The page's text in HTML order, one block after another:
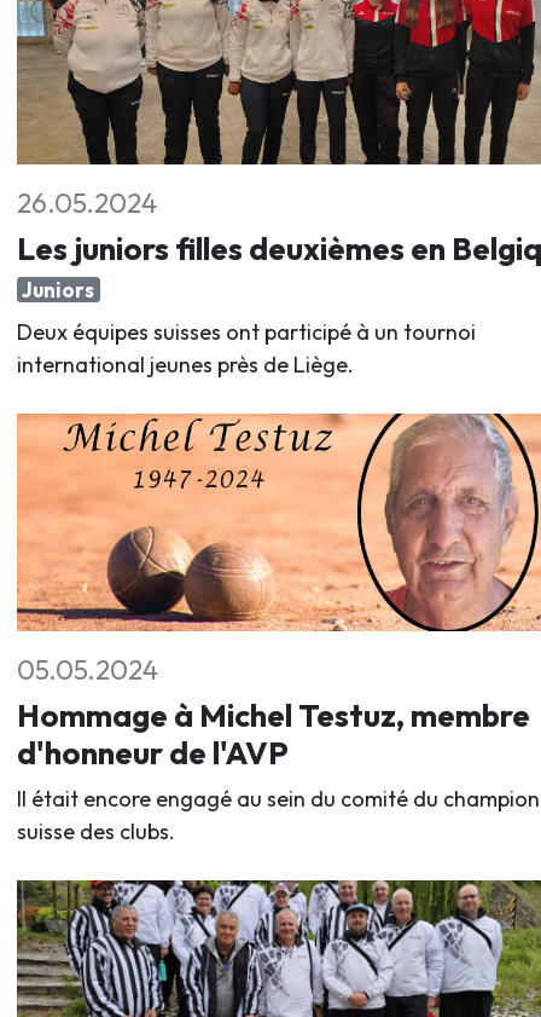
26.05.2024
Les juniors filles deuxièmes en
Juniors
Deux équipes suisses ont participé à un tournoi
international jeunes près de Liège.
05.05.2024
Hommage à Michel Testuz, membre
d'honneur de l'AVP
Il était encore engagé au sein du comité du
suisse des clubs.